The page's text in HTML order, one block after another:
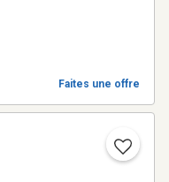
Faites une offre